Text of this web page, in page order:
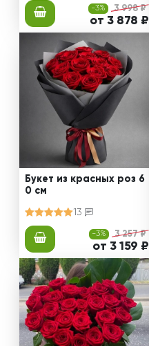
-3% 3 998 ₽
от 3 878 ₽
Букет из красных роз 6
0 см
13
-3% 3 257 ₽
от 3 159 ₽